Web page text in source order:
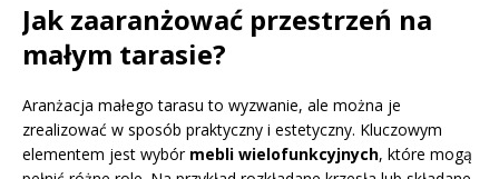
Jak zaaranżować przestrzeń na
małym tarasie?
Aranżacja małego tarasu to wyzwanie, ale można je
zrealizować w sposób praktyczny i estetyczny. Kluczowym
elementem jest wybór mebli wielofunkcyjnych, które mogą